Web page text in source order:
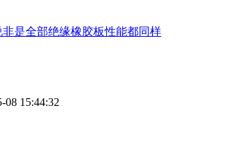
非是全部绝缘橡胶板性能都同样
08 15:44:32